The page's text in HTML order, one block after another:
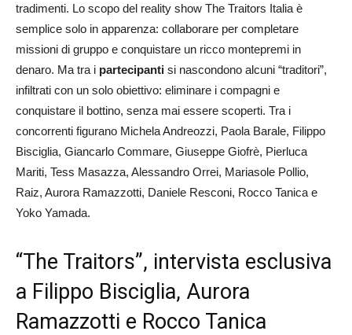
tradimenti. Lo scopo del reality show The Traitors Italia è
semplice solo in apparenza: collaborare per completare
missioni di gruppo e conquistare un ricco montepremi in
denaro. Ma tra i partecipanti si nascondono alcuni “traditori”,
infiltrati con un solo obiettivo: eliminare i compagni e
conquistare il bottino, senza mai essere scoperti. Tra i
concorrenti figurano Michela Andreozzi, Paola Barale, Filippo
Bisciglia, Giancarlo Commare, Giuseppe Giofrè, Pierluca
Mariti, Tess Masazza, Alessandro Orrei, Mariasole Pollio,
Raiz, Aurora Ramazzotti, Daniele Resconi, Rocco Tanica e
Yoko Yamada.
“The Traitors”, intervista esclusiva
a Filippo Bisciglia, Aurora
Ramazzotti e Rocco Tanica